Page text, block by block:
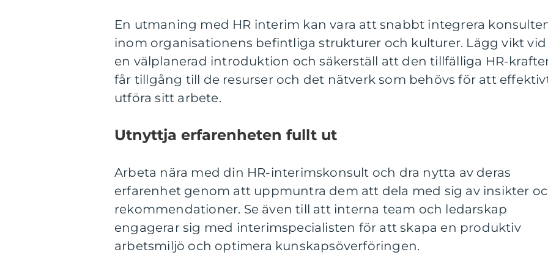
En utmaning med HR interim kan vara att snabbt integrera
inom organisationens befintliga strukturer och kulturer. Lägg vikt vid
en välplanerad introduktion och säkerställ att den tillfälliga HR-
får tillgång till de resurser och det nätverk som behövs för att
utföra sitt arbete.
Utnyttja erfarenheten fullt ut
Arbeta nära med din HR-interimskonsult och dra nytta av deras
erfarenhet genom att uppmuntra dem att dela med sig av insikter
rekommendationer. Se även till att interna team och ledarskap
engagerar sig med interimspecialisten för att skapa en produktiv
arbetsmiljö och optimera kunskapsöverföringen.